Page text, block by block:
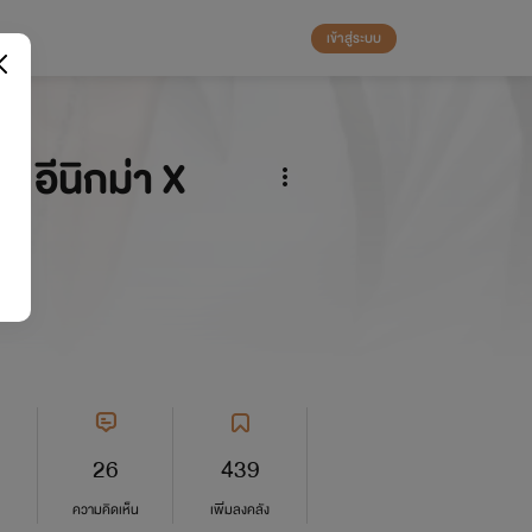
เข้าสู่ระบบ
อีนิกม่า X
26
ความคิดเห็น
439
เพิ่มลงคลัง